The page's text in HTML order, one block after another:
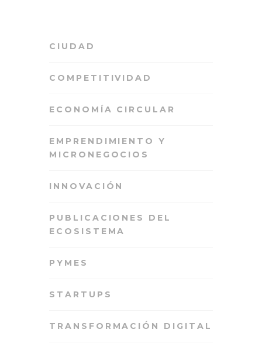
CIUDAD
COMPETITIVIDAD
ECONOMÍA CIRCULAR
EMPRENDIMIENTO Y
MICRONEGOCIOS
INNOVACIÓN
PUBLICACIONES DEL
ECOSISTEMA
PYMES
STARTUPS
TRANSFORMACIÓN DIGITAL